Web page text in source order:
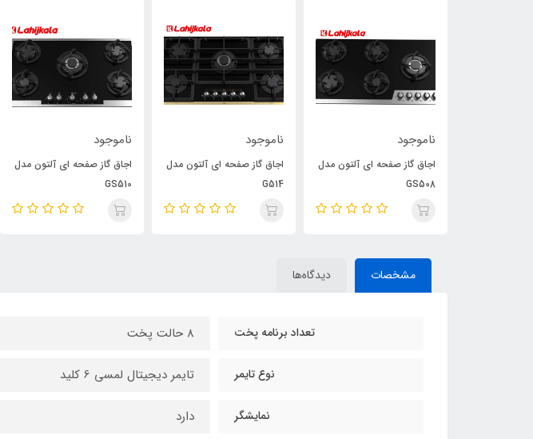
ناموجود
اجاق گاز صفحه ای آلتون مدل
GS508
ناموجود
اجاق گاز صفحه ای آلتون مدل
G514
ناموجود
اجاق گاز صفحه ای آلتون مدل
GS510
مشخصات دیدگاه‌ها
تعداد برنامه پخت 8 حالت پخت
نوع تایمر تایمر دیجیتال لمسی 6 کلید
نمایشگر دارد